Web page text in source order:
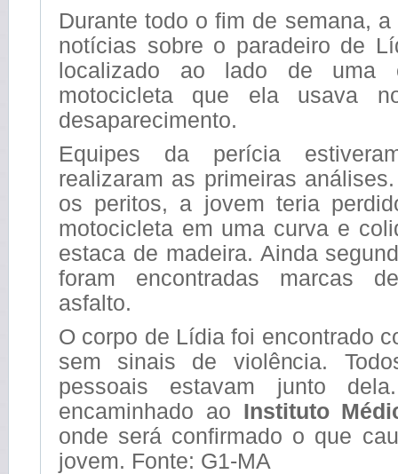
Durante todo o fim de semana,
notícias sobre o paradeiro de
localizado ao lado de uma
motocicleta que ela usava
desaparecimento.
Equipes da perícia
realizaram as primeiras
os peritos, a jovem teria
motocicleta em uma curva e
estaca de madeira. Ainda
foram encontradas marcas
asfalto.
O corpo de Lídia foi encontrado
sem sinais de violência.
pessoais estavam junto
encaminhado ao Instituto
onde será confirmado o que
jovem. Fonte: G1-MA